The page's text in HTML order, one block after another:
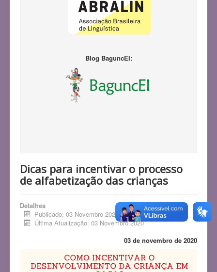
Blog BaguncEI:
Dicas para incentivar o processo
de alfabetização das crianças
Detalhes
Publicado: 03 Novembro 2020
Última Atualização: 03 Novembro 2020
03 de novembro de 2020